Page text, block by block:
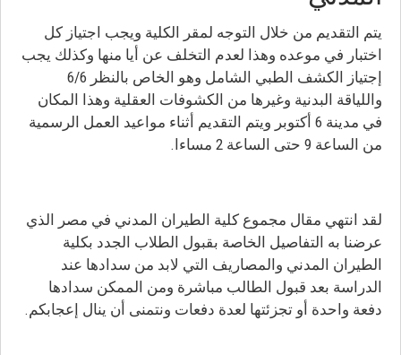
يتم التقديم من خلال التوجه لمقر الكلية ويجب اجتياز كل
اختبار في موعده وهذا لعدم التخلف عن أيا منها وكذلك يجب
إجتياز الكشف الطبي الشامل وهو الخاص بالنظر 6/6
واللياقة البدنية وغيرها من الكشوفات العقلية وهذا المكان
في مدينة 6 أكتوبر ويتم التقديم أثناء مواعيد العمل الرسمية
من الساعة 9 حتى الساعة 2 مساءا.
لقد انتهي مقال مجموع كلية الطيران المدني في مصر الذي
عرضنا به التفاصيل الخاصة بقبول الطلاب الجدد بكلية
الطيران المدني والمصاريف التي لابد من سدادها عند
الدراسة بعد قبول الطالب مباشرة ومن الممكن سدادها
دفعة واحدة أو تجزئتها لعدة دفعات ونتمنى أن ينال إعجابكم.